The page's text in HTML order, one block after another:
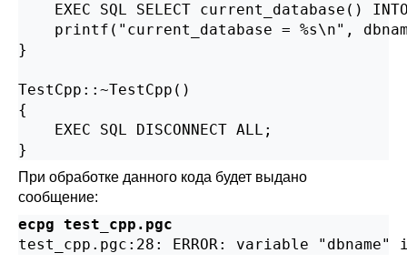
EXEC SQL SELECT current_database()
printf("current_database = %s\n",
}
TestCpp::~TestCpp()
{
    EXEC SQL DISCONNECT ALL;
}
При обработке данного кода будет выдано
сообщение:
ecpg test_cpp.pgc